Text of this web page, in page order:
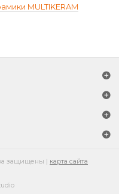
MULTIKERAM
защищены | карта сайта